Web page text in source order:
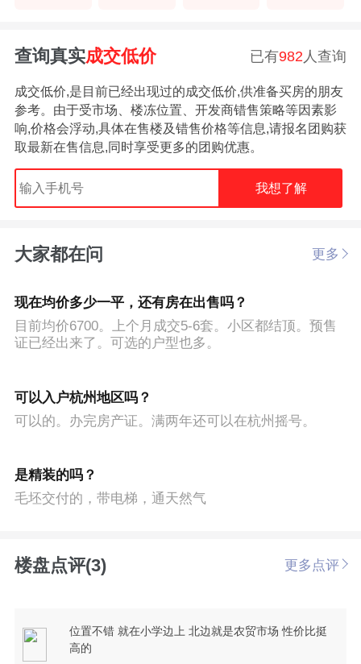
查询真实成交低价 已有982 人查询
成交低价,是目前已经出现过的成交低价,供准备买房的朋友
参考。由于受市场、楼冻位置、开发商错售策略等因素影
响,价格会浮动,具体在售楼及错售价格等信息,请报名团购获
取最新在售信息,同时享受更多的团购优惠。
我想了解
大家都在问 更多
现在均价多少一平，还有房在出售吗？
目前均价6700。上个月成交5-6套。小区都结顶。预售
证已经出来了。可选的户型也多。
可以入户杭州地区吗？
可以的。办完房产证。满两年还可以在杭州摇号。
是精装的吗？
毛坯交付的，带电梯，通天然气
楼盘点评(3) 更多点评
位置不错 就在小学边上 北边就是农贸市场 性价比挺
高的